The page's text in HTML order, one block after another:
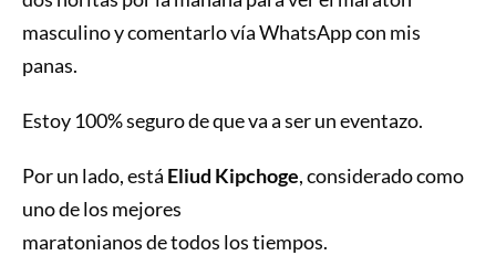
masculino y comentarlo vía WhatsApp con mis
panas.
Estoy 100% seguro de que va a ser un eventazo.
Por un lado, está Eliud Kipchoge, considerado como
uno de los mejores
maratonianos de todos los tiempos.